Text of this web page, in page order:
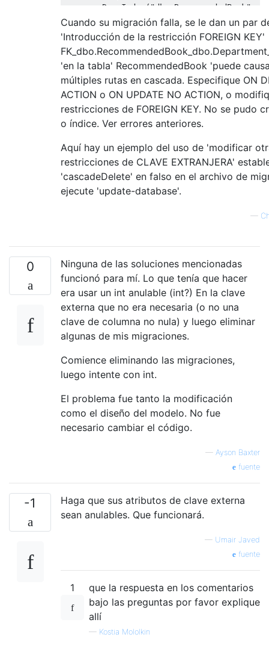
DropIndex
( "dbo.RecommendedBook"
DropTable("dbo.RecommendedBook");
Cuando su migración falla, se le dan un par
'Introducción de la restricción FOREIGN KEY'
'en la tabla' RecommendedBook 'puede
múltiples rutas en cascada. Especifique ON
ACTION o ON UPDATE NO ACTION, o
restricciones de FOREIGN KEY. No se pudo
o índice. Ver errores anteriores.
Aquí hay un ejemplo del uso de 'modificar
restricciones de CLAVE EXTRANJERA'
'cascadeDelete' en falso en el archivo de
ejecute 'update-database'.
—
0
Ninguna de las soluciones mencionadas
funcionó para mí. Lo que tenía que hacer
era usar un int anulable (int?) En la clave
externa que no era necesaria (o no una
clave de columna no nula) y luego eliminar
algunas de mis migraciones.
Comience eliminando las migraciones,
luego intente con int.
El problema fue tanto la modificación
como el diseño del modelo. No fue
necesario cambiar el código.
— Ayson Baxter
fuente
-1
Haga que sus atributos de clave externa
sean anulables. Que funcionará.
— Umair Javed
fuente
1
que la respuesta en los comentarios
bajo las preguntas por favor explique
allí
— Kostia Mololkin